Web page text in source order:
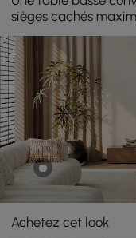
sièges cachés
pièce propre et
noyer ajoute un
un canapé en
confort. Un fauteuil
d'appoint ronde
moderne conçu à la
facilité.
Achetez cet look